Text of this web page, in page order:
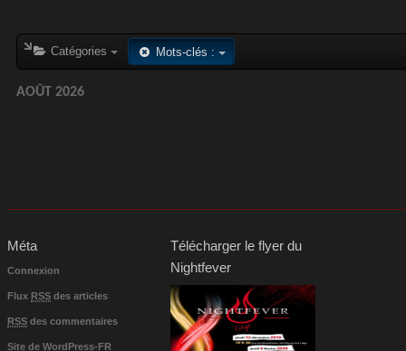
Catégories Mots-clés :
AOÛT 2026
Méta
Connexion
Flux RSS des articles
RSS des commentaires
Site de WordPress-FR
Télécharger le flyer du
Nightfever